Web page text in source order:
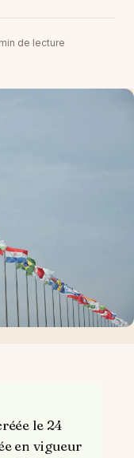
de lecture
le 24
en vigueur